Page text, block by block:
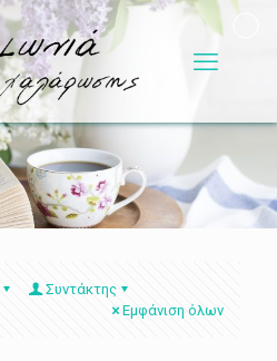
Συντάκτης
Εμφάνιση όλων